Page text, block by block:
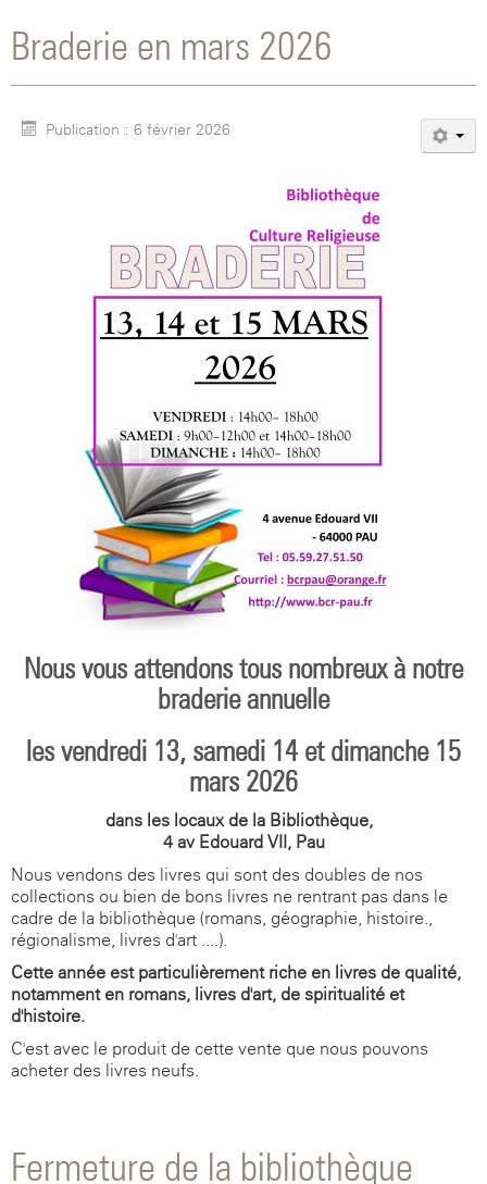
Braderie en mars 2026
Publication : 6 février 2026
Nous vous attendons tous nombreux à notre
braderie annuelle
les vendredi 13, samedi 14 et dimanche 15
mars 2026
dans les locaux de la Bibliothèque,
4 av Edouard VII, Pau
Nous vendons des livres qui sont des doubles de nos
collections ou bien de bons livres ne rentrant pas dans le
cadre de la bibliothèque (romans, géographie, histoire.,
régionalisme, livres d'art ....).
Cette année est particulièrement riche en livres de qualité,
notamment en romans, livres d'art, de spiritualité et
d'histoire.
C'est avec le produit de cette vente que nous pouvons
acheter des livres neufs.
Fermeture de la bibliothèque